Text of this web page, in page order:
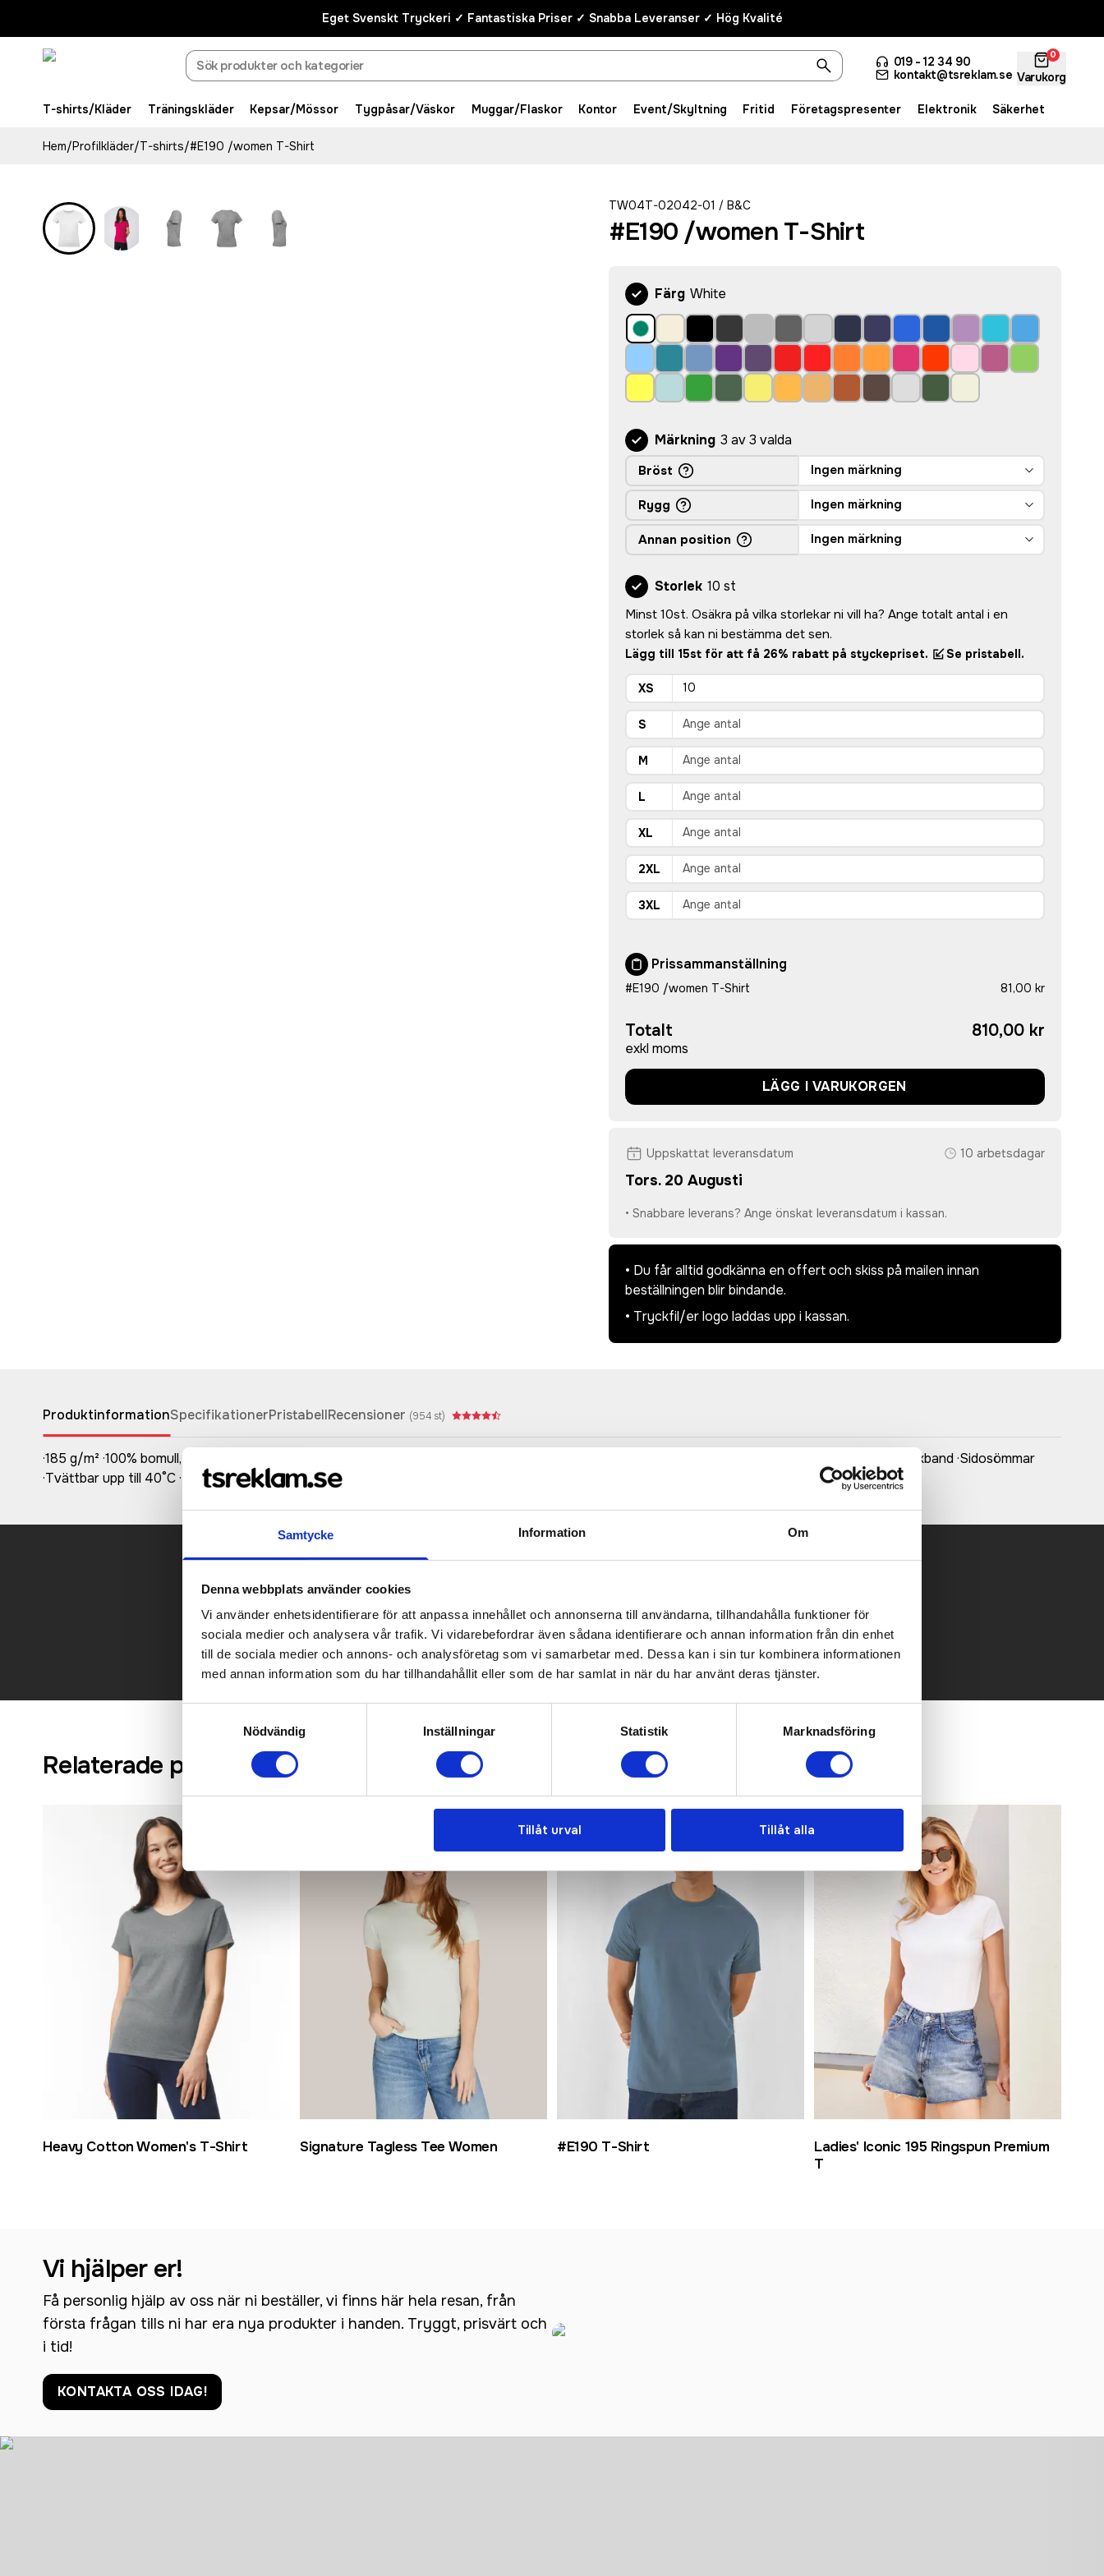
Samtycke Information Om
Denna webbplats använder cookies
Vi använder enhetsidentifierare för att anpassa innehållet och annonserna till användarna, tillhandahålla funktioner för
sociala medier och analysera vår trafik. Vi vidarebefordrar även sådana identifierare och annan information från din enhet
till de sociala medier och annons- och analysföretag som vi samarbetar med. Dessa kan i sin tur kombinera informationen
med annan information som du har tillhandahållit eller som de har samlat in när du har använt deras tjänster.
Nödvändig
Inställningar Statistik Marknadsföring
Tillåt urval Tillåt alla
Eget Svenskt Tryckeri ✓ Fantastiska Priser ✓ Snabba Leveranser ✓ Hög Kvalité
019 - 12 34 90
kontakt@tsreklam.se
0
Varukorg
T-shirts/Kläder Träningskläder Kepsar/Mössor Tygpåsar/Väskor Muggar/Flaskor Kontor Event/Skyltning Fritid Företagspresenter Elektronik Säkerhet
Hem/Profilkläder/T-shirts/#E190 /women T-Shirt
TW04T-02042-01 / B&C
#E190 /women T-Shirt
Färg White
Märkning 3 av 3 valda
Bröst Ingen märkning
Rygg Ingen märkning
Annan position Ingen märkning
Storlek 10 st
Minst 10st. Osäkra på vilka storlekar ni vill ha? Ange totalt antal i en
storlek så kan ni bestämma det sen.
Lägg till 15st för att få 26% rabatt på styckepriset. Se pristabell.
XS
S
M
L
XL
2XL
3XL
Prissammanställning
#E190 /women T-Shirt 81,00 kr
Totalt
exkl moms
810,00 kr
LÄGG I VARUKORGEN
Uppskattat leveransdatum 10 arbetsdagar
Tors. 20 Augusti
• Snabbare leverans? Ange önskat leveransdatum i kassan.
• Du får alltid godkänna en offert och skiss på mailen innan
beställningen blir bindande.
• Tryckfil/er logo laddas upp i kassan.
ProduktinformationSpecifikationerPristabellRecensioner (954 st)
·185 g/m² ·100% bomull, förkrympt och ringspunnen ·Ash: 99% bomull 1 % viskos ·Sport Grey: 85% bomull 15% viskos ·Tunn ribbad rundringning ·Nackband ·Sidosömmar
·Tvättbar upp till 40°C ·Medium fit.
Prisuppgift på mailen?
Kontakta oss här för att få förslag på produkt och pris över mailen.
Det går också utmärkt att bara ställa frågor!
KONTAKTA OSS
Relaterade produkter
Heavy Cotton Women's T-Shirt Signature Tagless Tee Women #E190 T-Shirt
Ladies' Iconic 195 Ringspun Premium
T
Vi hjälper er!
Få personlig hjälp av oss när ni beställer, vi finns här hela resan, från
första frågan tills ni har era nya produkter i handen. Tryggt, prisvärt och
i tid!
KONTAKTA OSS IDAG!